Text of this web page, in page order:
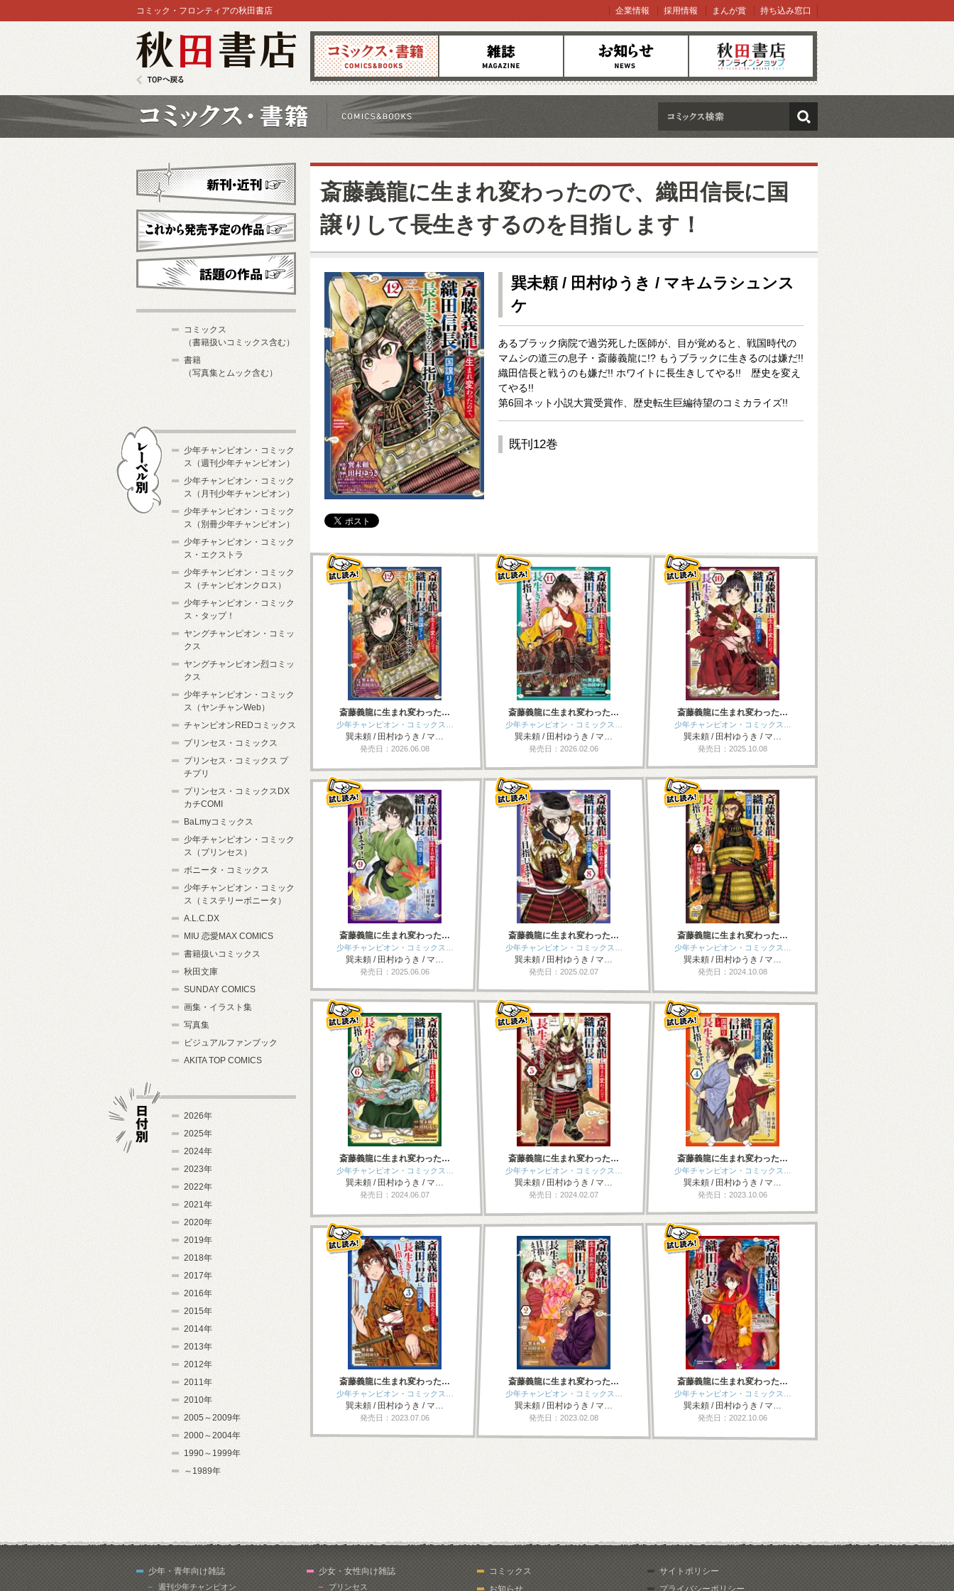
コミックス 雑誌 お知らせ オンラインショップ
コミック・フロンティアの秋田書店 企業情報 採用情報 まんが賞 持ち込み窓口
検索
斎藤義龍に生まれ変わったので、織田信長に国
譲りして長生きするのを目指します！
巽未頼 / 田村ゆうき / マキムラシュンス
ケ
あるブラック病院で過労死した医師が、目が覚めると、戦国時代の
マムシの道三の息子・斎藤義龍に!? もうブラックに生きるのは嫌だ!!
織田信長と戦うのも嫌だ!! ホワイトに長生きしてやる!! 歴史を変え
てやる!!
第6回ネット小説大賞受賞作、歴史転生巨編待望のコミカライズ!!
既刊12巻
斎藤義龍に生まれ変わった…
少年チャンピオン・コミックス…
巽未頼 / 田村ゆうき / マ…
発売日：2026.06.08
斎藤義龍に生まれ変わった…
少年チャンピオン・コミックス…
巽未頼 / 田村ゆうき / マ…
発売日：2026.02.06
斎藤義龍に生まれ変わった…
少年チャンピオン・コミックス…
巽未頼 / 田村ゆうき / マ…
発売日：2025.10.08
斎藤義龍に生まれ変わった…
少年チャンピオン・コミックス…
巽未頼 / 田村ゆうき / マ…
発売日：2025.06.06
斎藤義龍に生まれ変わった…
少年チャンピオン・コミックス…
巽未頼 / 田村ゆうき / マ…
発売日：2025.02.07
斎藤義龍に生まれ変わった…
少年チャンピオン・コミックス…
巽未頼 / 田村ゆうき / マ…
発売日：2024.10.08
斎藤義龍に生まれ変わった…
少年チャンピオン・コミックス…
巽未頼 / 田村ゆうき / マ…
発売日：2024.06.07
斎藤義龍に生まれ変わった…
少年チャンピオン・コミックス…
巽未頼 / 田村ゆうき / マ…
発売日：2024.02.07
斎藤義龍に生まれ変わった…
少年チャンピオン・コミックス…
巽未頼 / 田村ゆうき / マ…
発売日：2023.10.06
斎藤義龍に生まれ変わった…
少年チャンピオン・コミックス…
巽未頼 / 田村ゆうき / マ…
発売日：2023.07.06
斎藤義龍に生まれ変わった…
少年チャンピオン・コミックス…
巽未頼 / 田村ゆうき / マ…
発売日：2023.02.08
斎藤義龍に生まれ変わった…
少年チャンピオン・コミックス…
巽未頼 / 田村ゆうき / マ…
発売日：2022.10.06
新刊・近刊
これから発売予定
コミックス
（書籍扱いコミックス含む）
書籍
（写真集とムック含む）
少年チャンピオン・コミック
ス（週刊少年チャンピオン）
少年チャンピオン・コミック
ス（月刊少年チャンピオン）
少年チャンピオン・コミック
ス（別冊少年チャンピオン）
少年チャンピオン・コミック
ス・エクストラ
少年チャンピオン・コミック
ス（チャンピオンクロス）
少年チャンピオン・コミック
ス・タップ！
ヤングチャンピオン・コミッ
クス
ヤングチャンピオン烈コミッ
クス
少年チャンピオン・コミック
ス（ヤンチャンWeb）
チャンピオンREDコミックス
プリンセス・コミックス
プリンセス・コミックス プ
チプリ
プリンセス・コミックスDX
カチCOMI
BaLmyコミックス
少年チャンピオン・コミック
ス（プリンセス）
ボニータ・コミックス
少年チャンピオン・コミック
ス（ミステリーボニータ）
A.L.C.DX
MIU 恋愛MAX COMICS
書籍扱いコミックス
秋田文庫
SUNDAY COMICS
画集・イラスト集
写真集
ビジュアルファンブック
AKITA TOP COMICS
2026年
2025年
2024年
2023年
2022年
2021年
2020年
2019年
2018年
2017年
2016年
2015年
2014年
2013年
2012年
2011年
2010年
2005～2009年
2000～2004年
1990～1999年
～1989年
少年・青年向け雑誌
週刊少年チャンピオン
少女・女性向け雑誌
プリンセス
コミックス
お知らせ
サイトポリシー
プライバシーポリシー